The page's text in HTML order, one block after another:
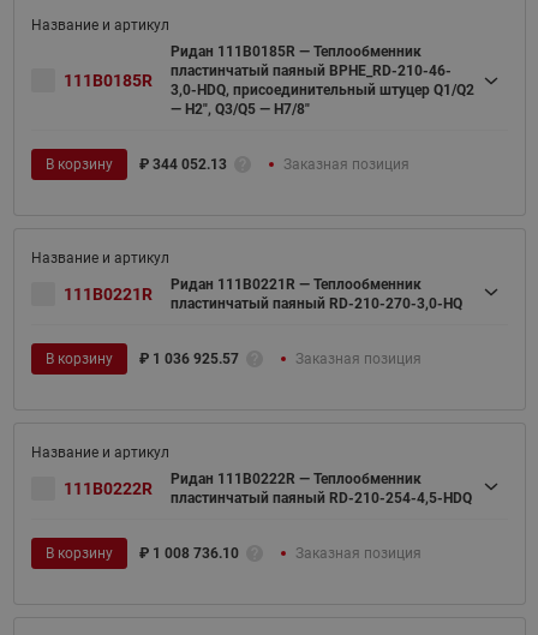
111B0185R
Ридан 111B0185R — Теплообменник
пластинчатый паяный BPHE_RD-210-46-
3,0-HDQ, присоединительный штуцер Q1/Q2
— H2", Q3/Q5 — H7/8"
В корзину ₽ 344 052.13 Заказная позиция
111B0221R
Ридан 111B0221R — Теплообменник
пластинчатый паяный RD-210-270-3,0-HQ
В корзину ₽ 1 036 925.57 Заказная позиция
111B0222R
Ридан 111B0222R — Теплообменник
пластинчатый паяный RD-210-254-4,5-HDQ
В корзину ₽ 1 008 736.10 Заказная позиция